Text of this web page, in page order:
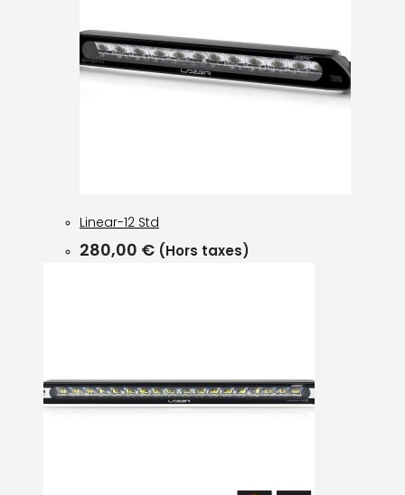
Linear-12 Std
280,00 € (Hors taxes)